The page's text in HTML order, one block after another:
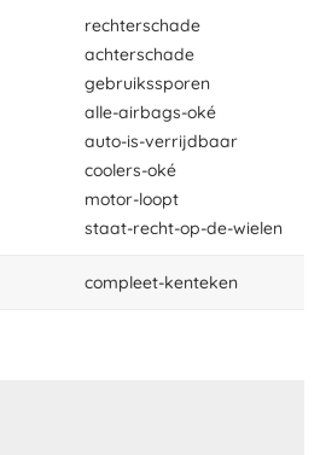
rechterschade
achterschade
gebruikssporen
alle-airbags-oké
auto-is-verrijdbaar
coolers-oké
motor-loopt
staat-recht-op-de-wielen
compleet-kenteken